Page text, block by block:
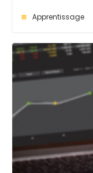
Apprentissage